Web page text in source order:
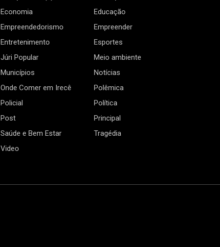
Economia
Educação
Empreendedorismo
Empreender
Entretenimento
Esportes
Júri Popular
Meio ambiente
Municípios
Notícias
Onde Comer em Irecê
Polêmica
Policial
Política
Post
Principal
Saúde e Bem Estar
Tragédia
Video